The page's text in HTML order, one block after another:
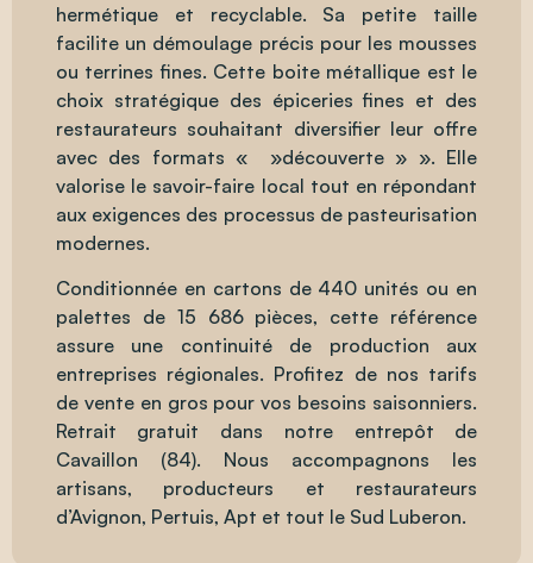
hermétique et recyclable. Sa petite taille
facilite un démoulage précis pour les mousses
ou terrines fines. Cette boite métallique est le
choix stratégique des épiceries fines et des
restaurateurs souhaitant diversifier leur offre
avec des formats « »découverte » ». Elle
valorise le savoir-faire local tout en répondant
aux exigences des processus de pasteurisation
modernes.
Conditionnée en cartons de 440 unités ou en
palettes de 15 686 pièces, cette référence
assure une continuité de production aux
entreprises régionales. Profitez de nos tarifs
de vente en gros pour vos besoins saisonniers.
Retrait gratuit dans notre entrepôt de
Cavaillon (84). Nous accompagnons les
artisans, producteurs et restaurateurs
d’Avignon, Pertuis, Apt et tout le Sud Luberon.